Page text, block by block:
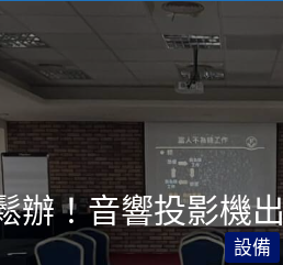
辦！音響投影機
設備